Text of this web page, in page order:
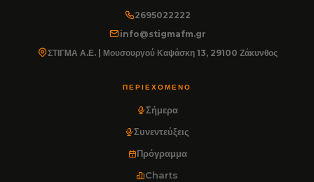
2695022222
info@stigmafm.gr
ΣΤΙΓΜΑ Α.Ε. | Μουσουργού Καψάσκη 13, 29100 Ζάκυνθος
ΠΕΡΙΕΧΌΜΕΝΟ
Σήμερα
Συνεντεύξεις
Πρόγραμμα
Charts